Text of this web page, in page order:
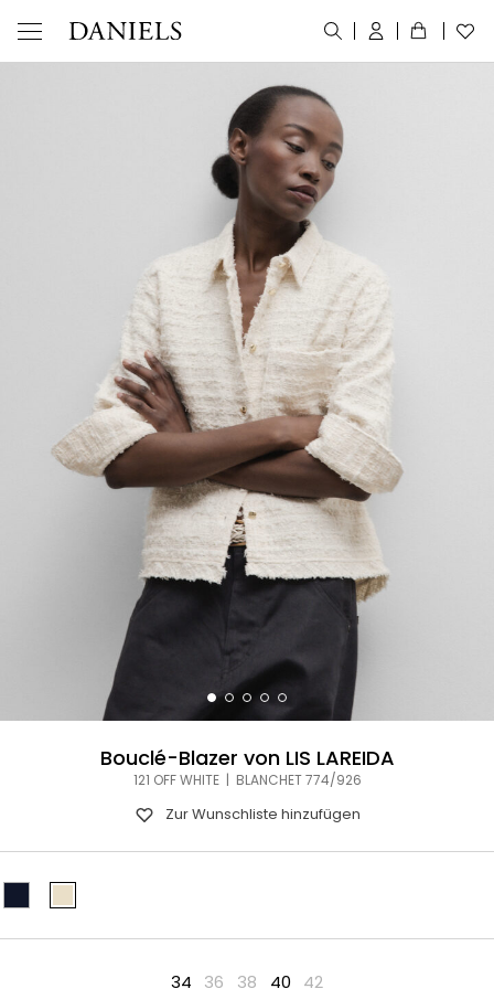
Bouclé-Blazer von LIS LAREIDA
121 OFF WHITE | BLANCHET 774/926
Zur Wunschliste hinzufügen
34 36 38 40 42